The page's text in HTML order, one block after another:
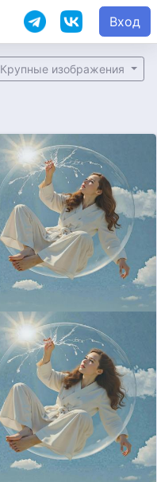
Вход
Крупные изображения